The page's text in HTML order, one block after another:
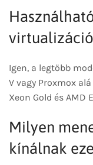
Igen, a legtöbb
V vagy Proxmox
Xeon Gold és AMD
Milyen
kínálnak